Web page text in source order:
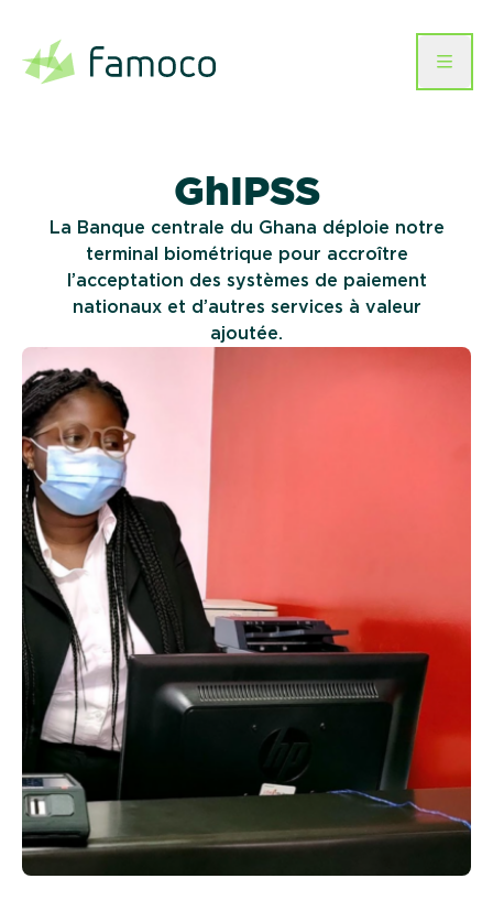
contenu
Télécommunications
Gestion des équipes et
logistique
Évènementiel
Retail
Santé
Transport & Mobilité
Humanitaire &
Développement
Gouvernement
Terminaux mobiles
Imprimantes d’émission
Famoco Management Suite
Famoco OS
Paiement
Connectivité
Entreprise
À propos
Carrière
Cas clients
RSE
Device a a Service
Help MDM FR
GhIPSS
La Banque centrale du Ghana déploie notre
terminal biométrique pour accroître
l’acceptation des systèmes de paiement
nationaux et d’autres services à valeur
ajoutée.